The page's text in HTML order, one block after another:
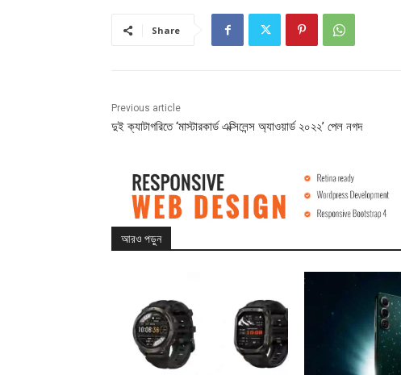
Share
Previous article
দুই ক্যাটাগরিতে ‘মাস্টারকার্ড এক্সিলেন্স অ্যাওয়ার্ড ২০২২’ পেল নগদ
আরও পড়ুন